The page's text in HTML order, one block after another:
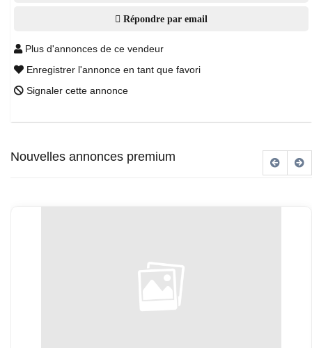
Répondre par email
Plus d'annonces de ce vendeur
Enregistrer l'annonce en tant que favori
Signaler cette annonce
Nouvelles annonces premium